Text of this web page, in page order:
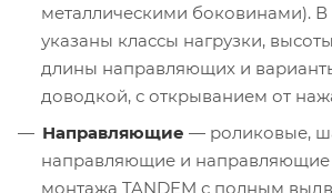
металлическими боковинами). В
указаны классы нагрузки,
длины направляющих и
доводкой, с открыванием от
Направляющие — роликовые,
направляющие и направляющие
монтажа TANDEM с полным